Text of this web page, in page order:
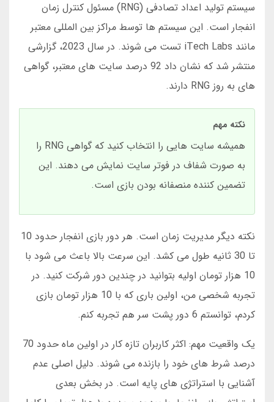
سیستم تولید اعداد تصادفی (RNG) مسئول کنترل زمان
انفجار است. این سیستم ها توسط مراکز بین المللی معتبر
مانند iTech Labs تست می شوند. در سال 2023، گزارشی
منتشر شد که نشان داد 92 درصد سایت های معتبر، گواهی
های به روز RNG دارند.
نکته مهم
همیشه سایت هایی را انتخاب کنید که گواهی RNG را
به صورت شفاف در فوتر سایت نمایش می دهند. این
تضمین کننده منصفانه بودن بازی است.
نکته دیگر مدیریت زمان است. هر دور بازی انفجار حدود 10
تا 30 ثانیه طول می کشد. این سرعت بالا باعث می شود با
10 هزار تومان اولیه بتوانید در چندین دور شرکت کنید. در
تجربه شخصی من، اولین باری که با 10 هزار تومان بازی
کردم، توانستم 6 دور پشت سر هم تجربه کنم.
یک واقعیت مهم: اکثر کاربران تازه کار در اولین ماه حدود 70
درصد شرط های خود را بازنده می شوند. دلیل اصلی عدم
آشنایی با استراتژی های پایه است. در بخش بعدی